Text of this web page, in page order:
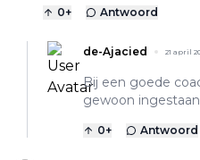
0+ Antwoord
de-Ajacied 21 april
Bij een goede
gewoon
0+ Antwoord